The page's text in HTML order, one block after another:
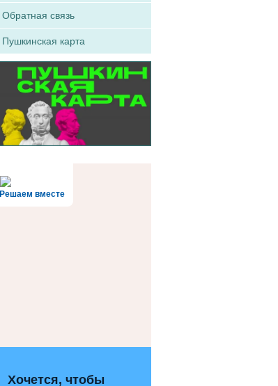
Обратная связь
Пушкинская карта
Решаем вместе
Хочется, чтобы